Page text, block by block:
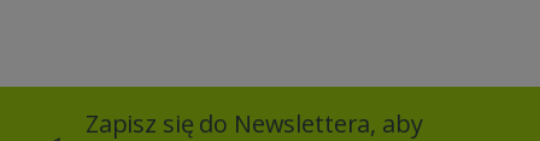
Zapisz się do Newslettera, aby